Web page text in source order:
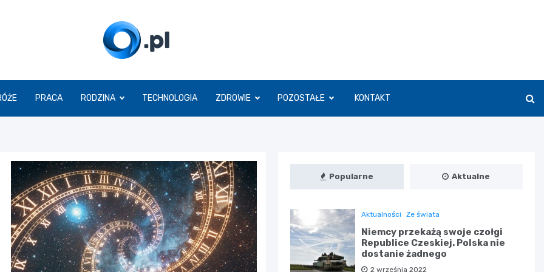
O.pl
PRACA RODZINA TECHNOLOGIA ZDROWIE POZOSTAŁE KONTAKT
Popularne Aktualne
Aktualności Ze świata
Niemcy przekażą swoje czołgi
Republice Czeskiej. Polska nie
dostanie żadnego
2 września 2022